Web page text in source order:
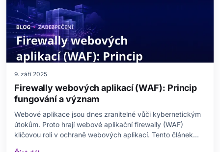
9. září 2025
Firewally webových aplikací (WAF): Princip
fungování a význam
Webové aplikace jsou dnes zranitelné vůči kybernetickým
útokům. Proto hrají webové aplikační firewally (WAF)
klíčovou roli v ochraně webových aplikací. Tento článek